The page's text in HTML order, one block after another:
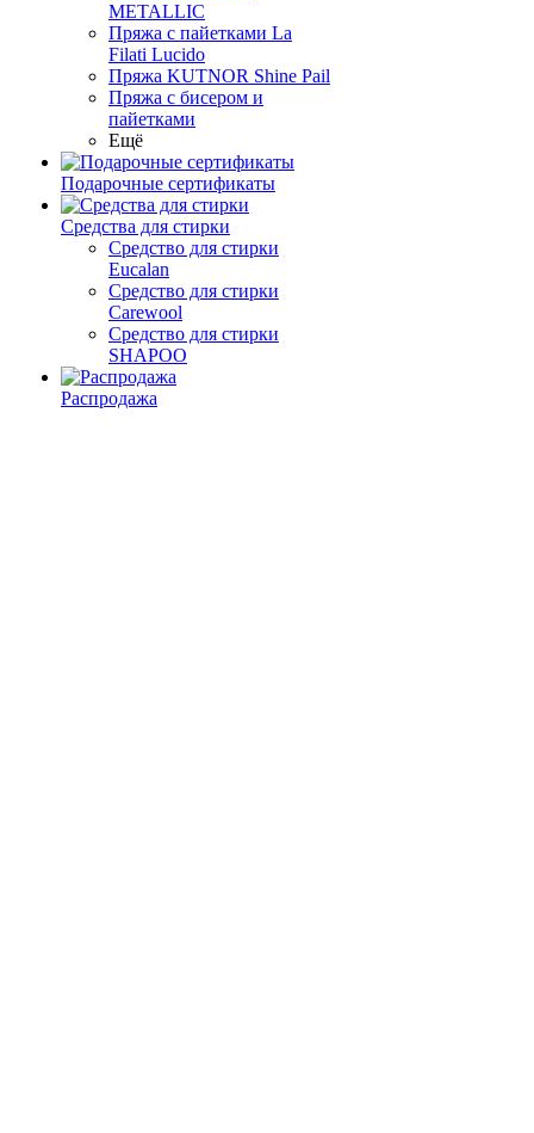
METALLIC
Пряжа с пайетками La
Filati Lucido
Пряжа KUTNOR Shine Pail
Пряжа с бисером и
пайетками
Ещё
Подарочные сертификаты
Средства для стирки
Средство для стирки
Eucalan
Средство для стирки
Carewool
Средство для стирки
SHAPOO
Распродажа